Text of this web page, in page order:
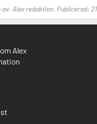
Alex redaktion. Publicerad:
Alex